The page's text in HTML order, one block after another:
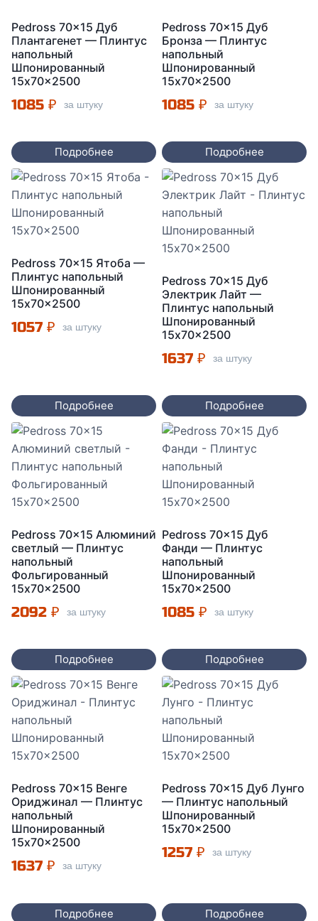
Pedross 70×15 Дуб
Плантагенет — Плинтус
напольный
Шпонированный
15x70x2500
1085 ₽ за штуку
Подробнее
Pedross 70×15 Дуб
Бронза — Плинтус
напольный
Шпонированный
15x70x2500
1085 ₽ за штуку
Подробнее
Pedross 70×15 Ятоба —
Плинтус напольный
Шпонированный
15x70x2500
1057 ₽ за штуку
Подробнее
Pedross 70×15 Дуб
Электрик Лайт —
Плинтус напольный
Шпонированный
15x70x2500
1637 ₽ за штуку
Подробнее
Pedross 70×15 Алюминий
светлый — Плинтус
напольный
Фольгированный
15x70x2500
2092 ₽ за штуку
Подробнее
Pedross 70×15 Дуб
Фанди — Плинтус
напольный
Шпонированный
15x70x2500
1085 ₽ за штуку
Подробнее
Pedross 70×15 Венге
Ориджинал — Плинтус
напольный
Шпонированный
15x70x2500
1637 ₽ за штуку
Подробнее
Pedross 70×15 Дуб Лунго
— Плинтус напольный
Шпонированный
15x70x2500
1257 ₽ за штуку
Подробнее